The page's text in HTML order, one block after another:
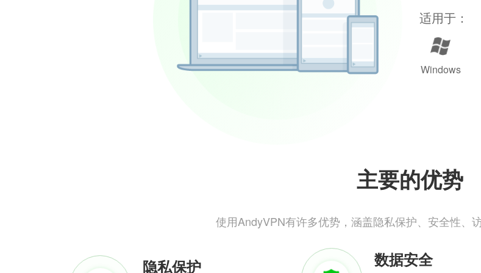
适用于：
Windows
主要的优势
使用AndyVPN有许多优势，涵盖隐私保护、安全性、
隐私保护 数据安全